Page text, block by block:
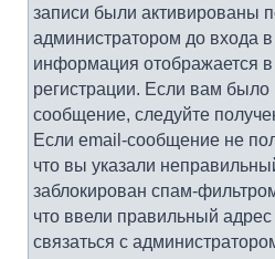
записи были активированы
администратором до входа в
информация отображается
регистрации. Если вам
сообщение, следуйте
Если email-сообщение не
что вы указали
заблокирован спам-
что ввели правильный
связаться с